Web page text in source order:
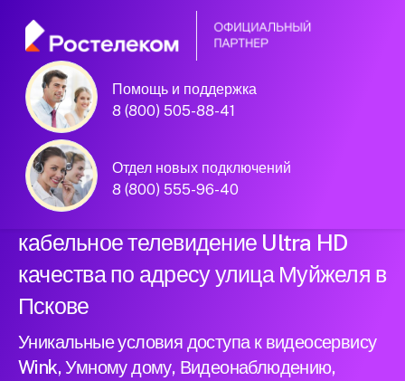
Помощь и поддержка
8 (800) 505-88-41
Отдел новых подключений
8 (800) 555-96-40
Официальный
партнер Ростелеком
Подключили новый интернет и
кабельное телевидение Ultra HD
качества по адресу улица Муйжеля в
Пскове
Уникальные условия доступа к видеосервису
Wink, Умному дому, Видеонаблюдению,